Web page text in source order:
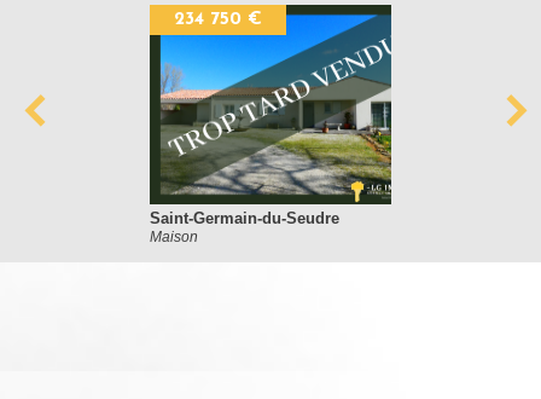
234 750 €
Saint-Germain-du-Seudre
Maison